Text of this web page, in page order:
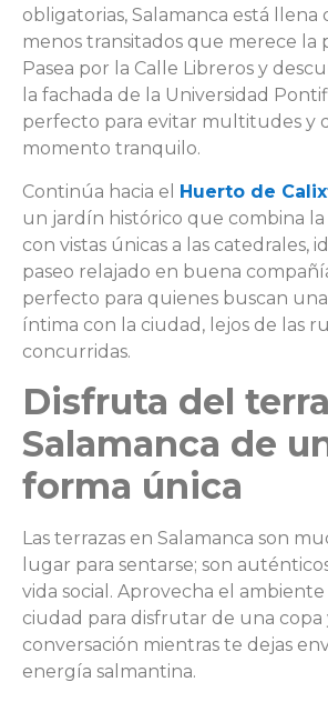
obligatorias, Salamanca está llena
menos transitados que merece la
Pasea por la Calle Libreros y
la fachada de la Universidad
perfecto para evitar multitudes y
momento tranquilo.
Continúa hacia el Huerto de
un jardín histórico que combina
con vistas únicas a las catedrales,
paseo relajado en buena
perfecto para quienes buscan
íntima con la ciudad, lejos de las
concurridas.
Disfruta del
Salamanca de
forma única
Las terrazas en Salamanca son
lugar para sentarse; son
vida social. Aprovecha el
ciudad para disfrutar de una copa
conversación mientras te dejas
energía salmantina.